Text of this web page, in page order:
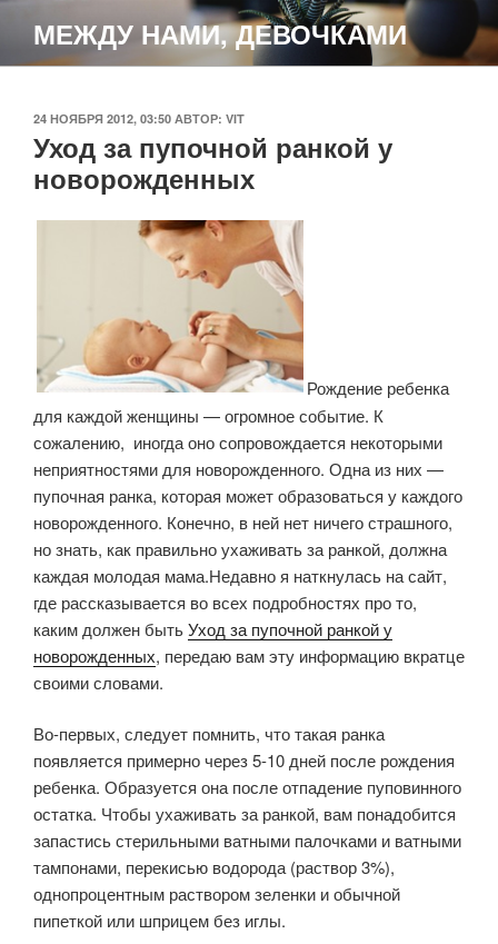
содержимому
МЕЖДУ НАМИ, ДЕВОЧКАМИ
ОПУБЛИКОВАНО
24 НОЯБРЯ 2012, 03:50 АВТОР: VIT
Уход за пупочной ранкой у
новорожденных
Рождение ребенка
для каждой женщины — огромное событие. К
сожалению, иногда оно сопровождается некоторыми
неприятностями для новорожденного. Одна из них —
пупочная ранка, которая может образоваться у каждого
новорожденного. Конечно, в ней нет ничего страшного,
но знать, как правильно ухаживать за ранкой, должна
каждая молодая мама.Недавно я наткнулась на сайт,
где рассказывается во всех подробностях про то,
каким должен бытьУход за пупочной ранкой у
новорожденных, передаю вам эту информацию вкратце
своими словами.
Во-первых, следует помнить, что такая ранка
появляется примерно через 5-10 дней после рождения
ребенка. Образуется она после отпадение пуповинного
остатка. Чтобы ухаживать за ранкой, вам понадобится
запастись стерильными ватными палочками и ватными
тампонами, перекисью водорода (раствор 3%),
однопроцентным раствором зеленки и обычной
пипеткой или шприцем без иглы.